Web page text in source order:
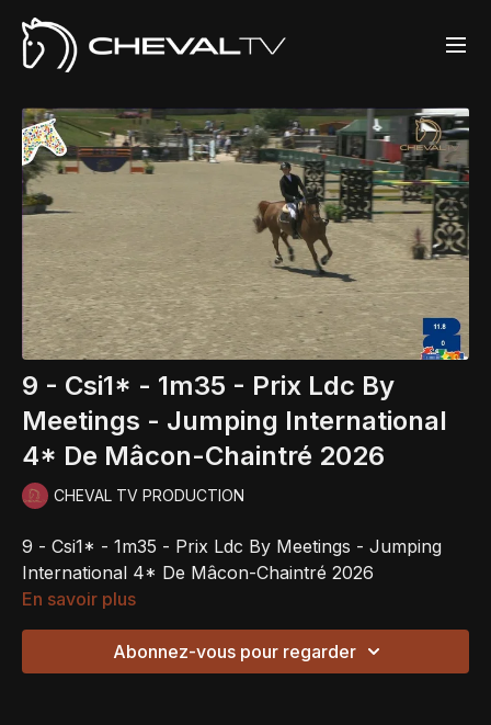
9 - Csi1* - 1m35 - Prix Ldc By
Meetings - Jumping International
4* De Mâcon-Chaintré 2026
CHEVAL TV PRODUCTION
9 - Csi1* - 1m35 - Prix Ldc By Meetings - Jumping
International 4* De Mâcon-Chaintré 2026
En savoir plus
Abonnez-vous pour regarder